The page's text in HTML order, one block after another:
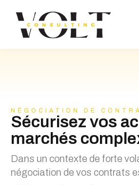
NÉGOCIATION DE
Sécurisez vos
marchés
Dans un contexte de forte
négociation de vos contrats